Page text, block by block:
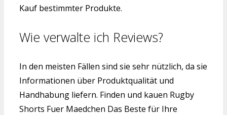
Kauf bestimmter Produkte.
Wie verwalte ich Reviews?
In den meisten Fällen sind sie sehr nützlich, da sie
Informationen über Produktqualität und
Handhabung liefern. Finden und kauen Rugby
Shorts Fuer Maedchen Das Beste für Ihre